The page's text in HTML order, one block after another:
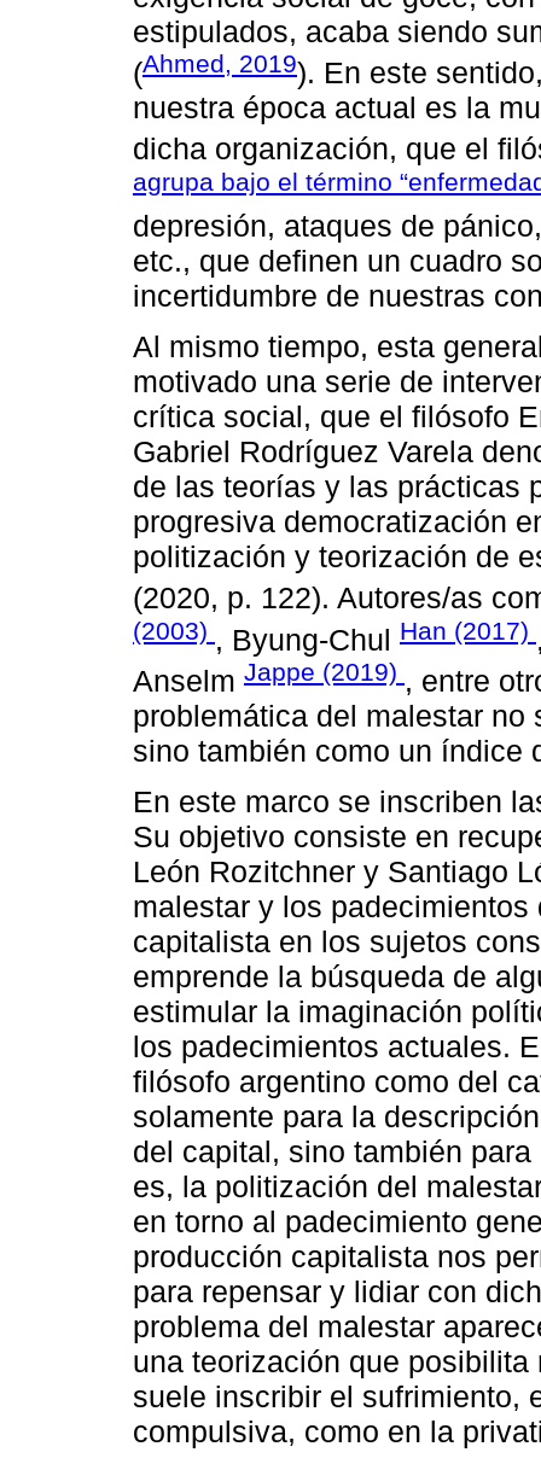
estipulados, acaba siendo
(Ahmed, 2019). En este
nuestra época actual es la
dicha organización, que el
agrupa bajo el término
depresión, ataques de
etc., que definen un cuadro
incertidumbre de nuestras
Al mismo tiempo, esta
motivado una serie de
crítica social, que el filósofo
Gabriel Rodríguez Varela
de las teorías y las prácticas
progresiva democratización
politización y teorización de
(2020, p. 122). Autores/as
(2003) , Byung-Chul Han (2017)
Anselm Jappe (2019) , entre
problemática del malestar
sino también como un índice
En este marco se inscriben
Su objetivo consiste en
León Rozitchner y Santiago
malestar y los
capitalista en los sujetos
emprende la búsqueda de
estimular la imaginación
los padecimientos actuales.
filósofo argentino como del
solamente para la
del capital, sino también
es, la politización del
en torno al padecimiento
producción capitalista nos
para repensar y lidiar con
problema del malestar
una teorización que
suele inscribir el sufrimiento,
compulsiva, como en la